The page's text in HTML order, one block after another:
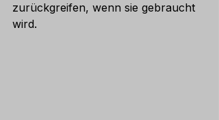
zurückgreifen, wenn sie gebraucht
wird.